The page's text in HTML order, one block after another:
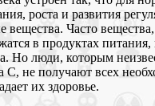
роста и развития
вещества. Часто
в продуктах
Но люди, которым
C, не получают всех
их здоровье.